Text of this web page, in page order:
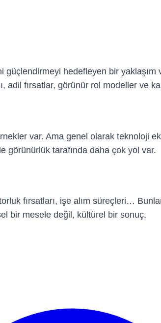
güçlendirmeyi hedefleyen bir
adil fırsatlar, görünür rol modeller ve
var. Ama genel olarak teknoloji
görünürlük tarafında daha çok yol var.
fırsatları, işe alım süreçleri…
bir mesele değil, kültürel bir sonuç.